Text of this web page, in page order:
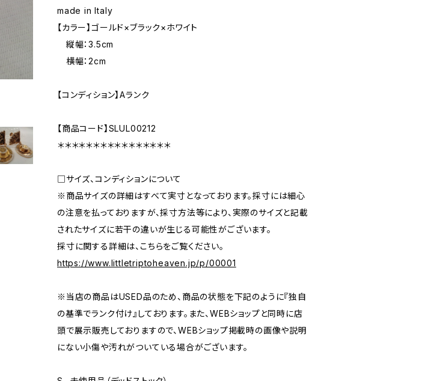
made in Italy
【カラー】ゴールド×ブラック×ホワイト
縦幅：3.5cm
横幅：2cm
【コンディション】Aランク
【商品コード】SLUL00212
＊＊＊＊＊＊＊＊＊＊＊＊＊＊＊＊
□サイズ、コンディションについて
※商品サイズの詳細はすべて実寸となっております。採寸には細心
の注意を払っておりますが、採寸方法等により、実際のサイズと記載
されたサイズに若干の違いが生じる可能性がございます。
採寸に関する詳細は、こちらをご覧ください。
https://www.littletriptoheaven.jp/p/00001
※当店の商品はUSED品のため、商品の状態を下記のように『独自
の基準でランク付け』しております。また、WEBショップと同時に店
頭で展示販売しておりますので、WEBショップ掲載時の画像や説明
にない小傷や汚れがついている場合がございます。